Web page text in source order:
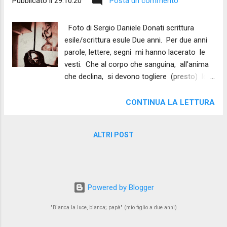
Foto di Sergio Daniele Donati scrittura
esile/scrittura esule Due anni. Per due anni
parole, lettere, segni mi hanno lacerato le
vesti. Che al corpo che sanguina, all'anima
che declina, si devono togliere (presto) le
prendevano a schiaffi volti coperti d'oblio.
anni per carpire il valore sacro del vento
un'anima che declina, a un'anima che
d'uncino. Due anni per togliermi le vesti e
CONTINUA LA LETTURA
ALTRI POST
Powered by Blogger
"Bianca la luce, bianca; papà" (mio figlio a due anni)